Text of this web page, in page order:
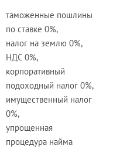
таможенные пошлины
по ставке 0%,
налог на землю 0%,
НДС 0%,
корпоративный
подоходный налог 0%,
имущественный налог
0%,
упрощенная
процедура найма